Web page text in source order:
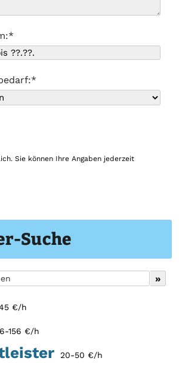
Suche
€/h
156 €/h
20-50 €/h
Sie können Ihre Angaben jederzeit